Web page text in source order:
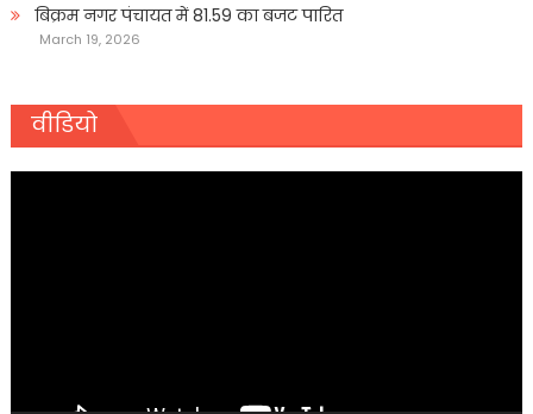
बिक्रम नगर पंचायत में 81.59 का बजट पारित
March 19, 2026
वीडियो